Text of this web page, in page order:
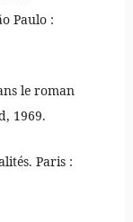
Paulo :
le roman
1969.
Paris :